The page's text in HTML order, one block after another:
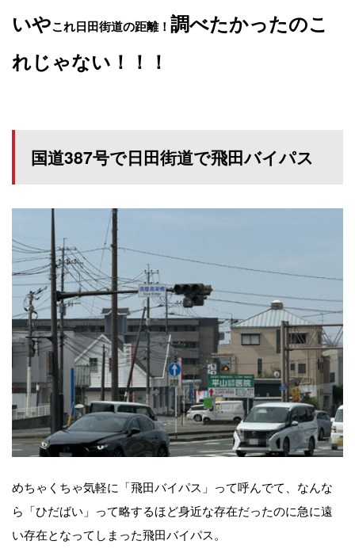
いやこれ日田街道の距離！ 調べたかったのこ
れじゃない！！！
国道387号で日田街道で飛田バイパス
めちゃくちゃ気軽に「飛田バイパス」って呼んでて、なんな
ら「ひだばい」って略するほど身近な存在だったのに急に遠
い存在となってしまった飛田バイパス。